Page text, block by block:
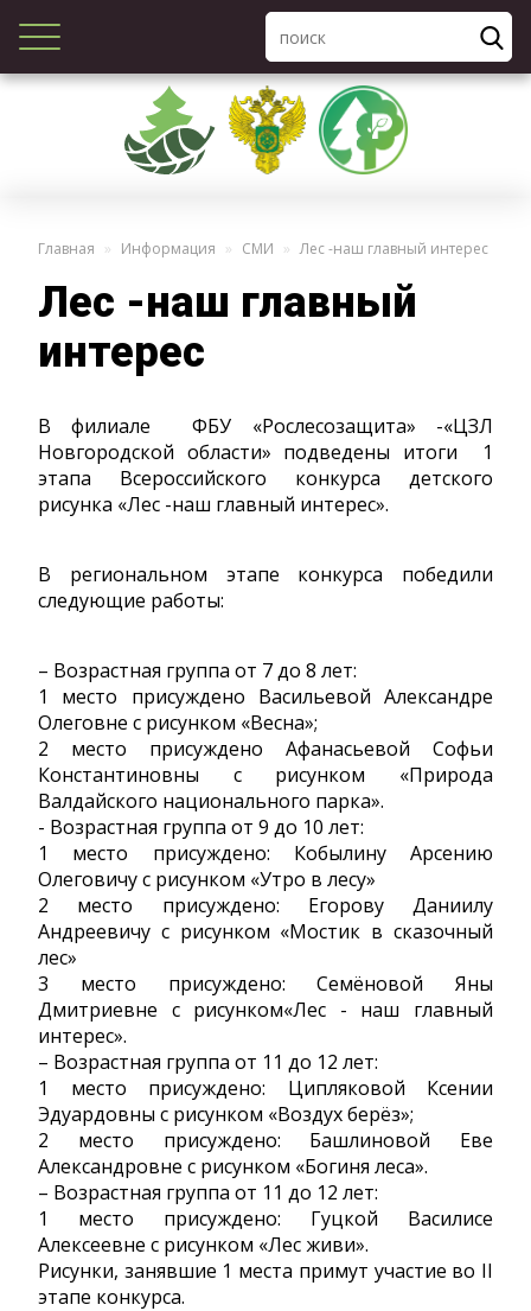
Главная Информация СМИ Лес -наш главный интерес
Лес -наш главный
интерес
В филиале ФБУ «Рослесозащита» -«ЦЗЛ
Новгородской области» подведены итоги 1
этапа Всероссийского конкурса детского
рисунка «Лес -наш главный интерес».
В региональном этапе конкурса победили
следующие работы:
– Возрастная группа от 7 до 8 лет:
1 место присуждено Васильевой Александре
Олеговне с рисунком «Весна»;
2 место присуждено Афанасьевой Софьи
Константиновны с рисунком «Природа
Валдайского национального парка».
- Возрастная группа от 9 до 10 лет:
1 место присуждено: Кобылину Арсению
Олеговичу с рисунком «Утро в лесу»
2 место присуждено: Егорову Даниилу
Андреевичу с рисунком «Мостик в сказочный
лес»
3 место присуждено: Семёновой Яны
Дмитриевне с рисунком«Лес - наш главный
интерес».
– Возрастная группа от 11 до 12 лет:
1 место присуждено: Ципляковой Ксении
Эдуардовны с рисунком «Воздух берёз»;
2 место присуждено: Башлиновой Еве
Александровне с рисунком «Богиня леса».
– Возрастная группа от 11 до 12 лет:
1 место присуждено: Гуцкой Василисе
Алексеевне с рисунком «Лес живи».
Рисунки, занявшие 1 места примут участие во II
этапе конкурса.